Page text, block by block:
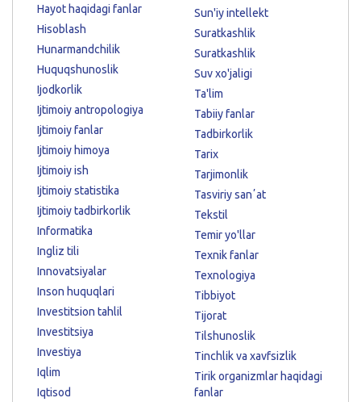
Hayot haqidagi fanlar
Hisoblash
Hunarmandchilik
Huquqshunoslik
Ijodkorlik
Ijtimoiy antropologiya
Ijtimoiy fanlar
Ijtimoiy himoya
Ijtimoiy ish
Ijtimoiy statistika
Ijtimoiy tadbirkorlik
Informatika
Ingliz tili
Innovatsiyalar
Inson huquqlari
Investitsion tahlil
Investitsiya
Investiya
Iqlim
Iqtisod
Sun'iy intellekt
Suratkashlik
Suratkashlik
Suv xo'jaligi
Ta'lim
Tabiiy fanlar
Tadbirkorlik
Tarix
Tarjimonlik
Tasviriy sanʼat
Tekstil
Temir yo'llar
Texnik fanlar
Texnologiya
Tibbiyot
Tijorat
Tilshunoslik
Tinchlik va xavfsizlik
Tirik organizmlar haqidagi
fanlar